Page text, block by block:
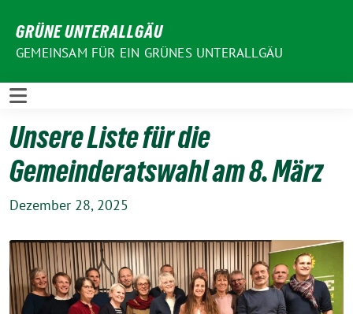
zum
Inhalt
GRÜNE UNTERALLGÄU
GEMEINSAM FÜR EIN GRÜNES UNTERALLGÄU
Unsere Liste für die
Gemeinderatswahl am 8. März
Dezember 28, 2025